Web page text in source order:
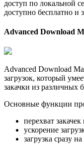
доступ по локальной
доступно бесплатно и
Advanced Download
Advanced Download
загрузок, который
закачки из различных
Основные функции
перехват
ускорение
загрузка сразу